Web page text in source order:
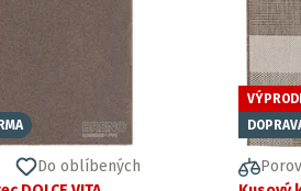
Do oblíbených